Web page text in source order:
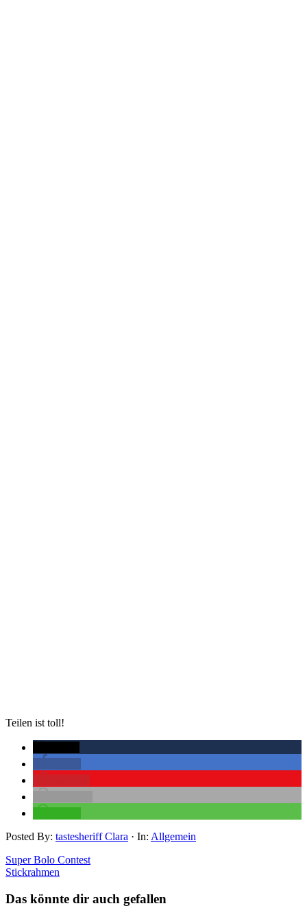
Teilen ist toll!
Posted By: tastesheriff Clara · In: Allgemein
Super Bolo Contest
Stickrahmen
Das könnte dir auch gefallen